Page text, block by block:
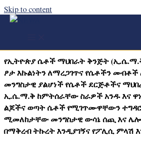
Skip to content
የስነ ፅሑፍ፣ ስነ ግጥም፣
የኢትዮጵያ ሴቶች ማህበራት ቅንጅት
ፆታ እኩልነትን ለማረጋገጥና የሴቶችን
መንግስታዊ ያልሆነች የሴቶች ደርጅቶችና
ኢ.ሴ.ማ.ቅ ከምትሰራቸው ስራዎች አንዱ እና
ልጆችና ወጣት ሴቶች የሚገጥሙዋቸውን
ሚመለከታቸው መንግስታዊ ውሳኔ ሰጪ እና
በማቅረብ ትኩረት እንዲያገኝና የፖሊሲ ምላሽ